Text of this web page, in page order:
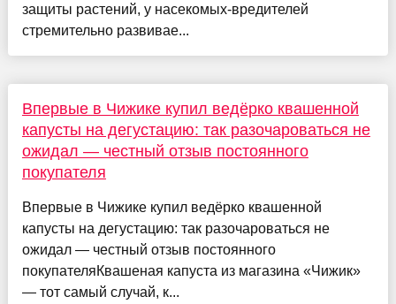
защиты растений, у насекомых-вредителей
стремительно развивае...
Впервые в Чижике купил ведёрко квашенной
капусты на дегустацию: так разочароваться не
ожидал — честный отзыв постоянного
покупателя
Впервые в Чижике купил ведёрко квашенной
капусты на дегустацию: так разочароваться не
ожидал — честный отзыв постоянного
покупателяКвашеная капуста из магазина «Чижик»
— тот самый случай, к...